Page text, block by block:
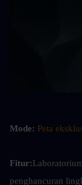
Mode: Peta
Fitur:
penghancuran